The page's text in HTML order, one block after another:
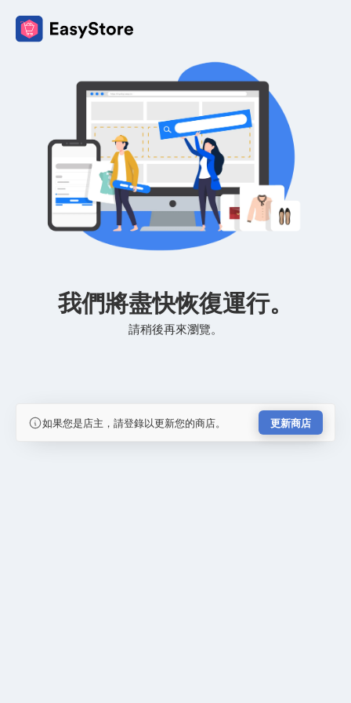
我們將盡快恢復運行。
請稍後再來瀏覽。
如果您是店主，請登錄以更新您的商店。 更新商店